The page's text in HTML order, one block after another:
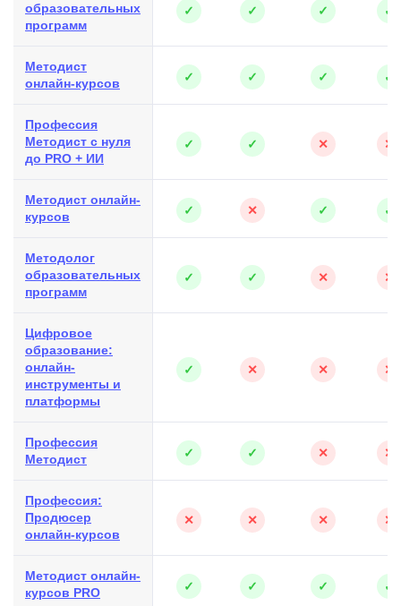
образовательных
программ
✓ ✓ ✓ ✓
Методист
онлайн‑курсов
✓ ✓ ✓ ✓
Профессия
Методист с нуля
до PRO + ИИ
✓ ✓ ✕ ✕
Методист онлайн-
курсов
✓ ✕ ✓ ✓
Методолог
образовательных
программ
✓ ✓ ✕ ✕
Цифровое
образование:
онлайн-
инструменты и
платформы
✓ ✕ ✕ ✕
Профессия
Методист
✓ ✓ ✕ ✕
Профессия:
Продюсер
онлайн-курсов
✕ ✕ ✕ ✕
Методист онлайн-
курсов PRO
✓ ✓ ✓ ✓